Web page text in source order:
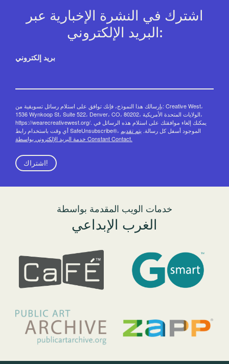
اشترك في النشرة الإخبارية عبر
البريد الإلكتروني:
بريد إلكتروني
بإرسالك هذا النموذج، فإنك توافق على استلام رسائل تسويقية من: Creative West،
1536 Wynkoop St، Suite 522، Denver، CO، 80202، الولايات المتحدة الأمريكية،
https://wearecreativewest.org/. يمكنك إلغاء موافقتك على استلام هذه الرسائل في
أي وقت باستخدام رابط SafeUnsubscribe®، الموجود أسفل كل رسالة. يتم تقديم
خدمة البريد الإلكتروني بواسطة Constant Contact.
اشتراك!
خدمات الويب المقدمة بواسطة
الغرب الإبداعي